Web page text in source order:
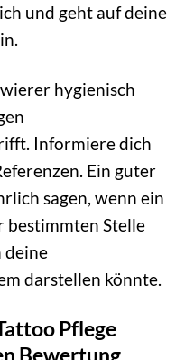
und geht auf deine
hygienisch
Informiere dich
Ein guter
sagen, wenn ein
bestimmten Stelle
deine
darstellen könnte.
Pflege
Bewertung